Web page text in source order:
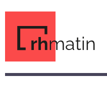
rhmatin